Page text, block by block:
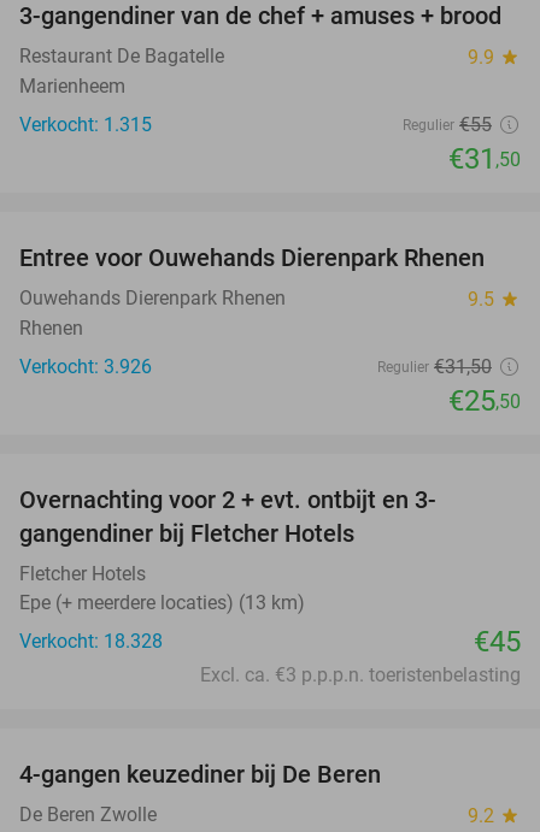
43%
3-gangendiner van de chef + amuses + brood
Restaurant De Bagatelle 9.9 star
Marienheem
Verkocht: 1.315
Regulier €55
€31 ,50
19%
Entree voor Ouwehands Dierenpark Rhenen
Ouwehands Dierenpark Rhenen 9.5 star
Rhenen
Verkocht: 3.926
Regulier €31,50
€25,50
Overnachting voor 2 + evt. ontbijt en 3-
gangendiner bij Fletcher Hotels
Fletcher Hotels
Epe (+ meerdere locaties) (13 km)
Verkocht: 18.328
€45
Excl. ca. €3 p.p.p.n. toeristenbelasting
4-gangen keuzediner bij De Beren
De Beren Zwolle 9.2 star